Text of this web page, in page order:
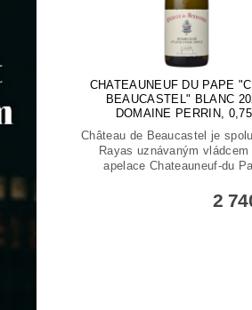
CHATEAUNEUF DU PAPE
BEAUCASTEL" BLANC
DOMAINE PERRIN, 0,75L
Château de Beaucastel je
Rayas uznávaným vládcem
apelace Chateauneuf-du
2